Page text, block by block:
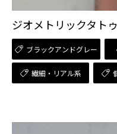
ジオメトリックタト
ブラックアンドグレー
繊細・リアル系